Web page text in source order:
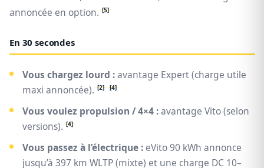
annoncée en option. [5]
En 30 secondes
Vous chargez lourd :avantage Expert (charge utile
maxi annoncée). [2] [4]
Vous voulez propulsion / 4×4 :avantage Vito (selon
versions). [4]
Vous passez à l’électrique : eVito 90 kWh annonce
jusqu’à 397 km WLTP (mixte) et une charge DC 10–